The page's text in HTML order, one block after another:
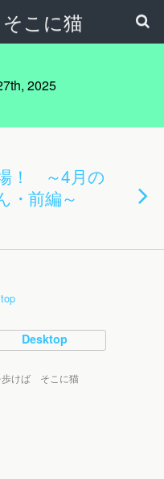
こに猫
2025
！ ～4月の
・前編～
Desktop
歩けば そこに猫